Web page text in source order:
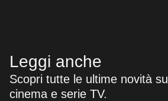
Leggi anche
Scopri tutte le ultime novità su
cinema e serie TV.